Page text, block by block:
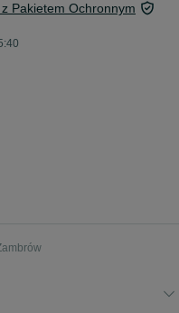
z Pakietem Ochronnym